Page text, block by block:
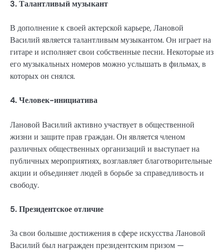
3. Талантливый музыкант
В дополнение к своей актерской карьере, Лановой
Василий является талантливым музыкантом. Он играет на
гитаре и исполняет свои собственные песни. Некоторые из
его музыкальных номеров можно услышать в фильмах, в
которых он снялся.
4. Человек-инициатива
Лановой Василий активно участвует в общественной
жизни и защите прав граждан. Он является членом
различных общественных организаций и выступает на
публичных мероприятиях, возглавляет благотворительные
акции и объединяет людей в борьбе за справедливость и
свободу.
5. Президентское отличие
За свои большие достижения в сфере искусства Лановой
Василий был награжден президентским призом —